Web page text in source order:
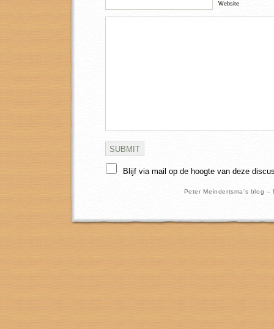
Website
Blijf via mail op de hoogte van deze
Peter Meindertsma's blog